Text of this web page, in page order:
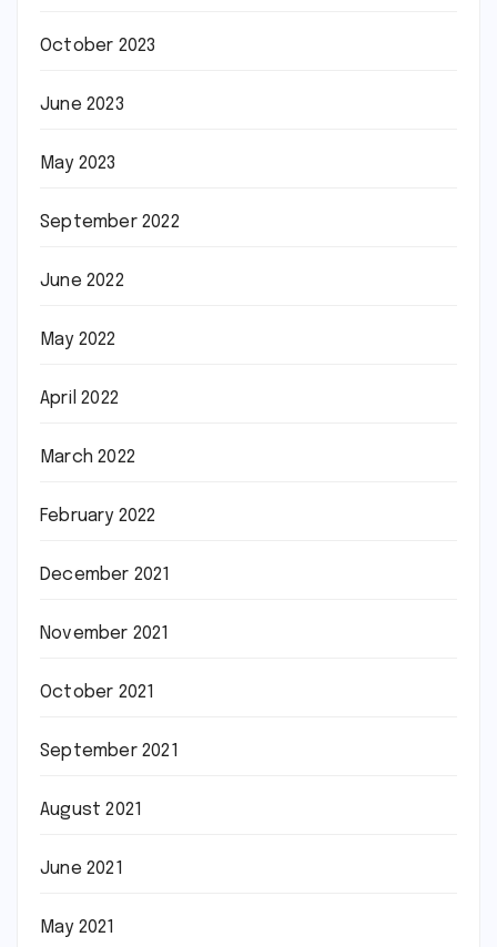
October 2023
June 2023
May 2023
September 2022
June 2022
May 2022
April 2022
March 2022
February 2022
December 2021
November 2021
October 2021
September 2021
August 2021
June 2021
May 2021